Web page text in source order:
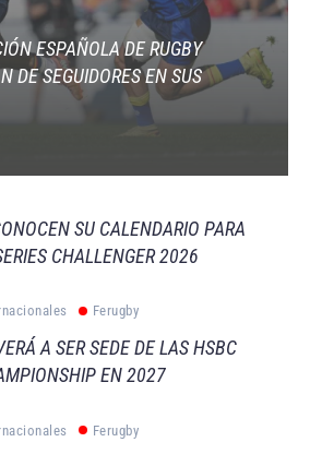
ESPAÑOLA DE RUGBY
DE SEGUIDORES EN SUS
SU CALENDARIO PARA
CHALLENGER 2026
Ferugby
A SER SEDE DE LAS HSBC
EN 2027
Ferugby